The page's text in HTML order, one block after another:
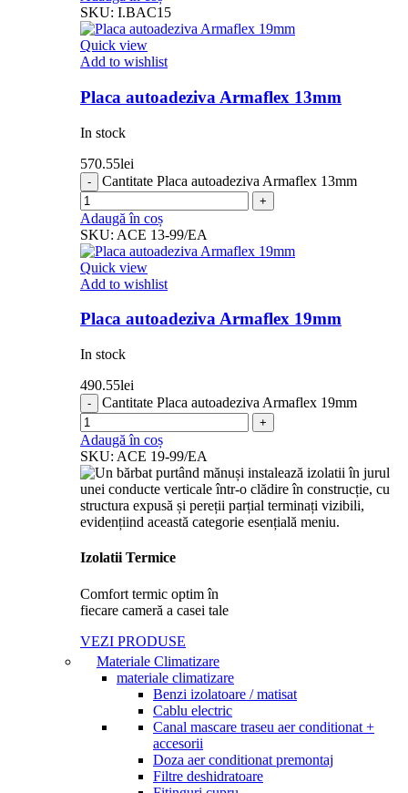
SKU: I.BAC15
Quick view
Add to wishlist
Placa autoadeziva Armaflex 13mm
In stock
570.55lei
Cantitate Placa autoadeziva Armaflex 13mm
Adaugă în coș
SKU: ACE 13-99/EA
Quick view
Add to wishlist
Placa autoadeziva Armaflex 19mm
In stock
490.55lei
Cantitate Placa autoadeziva Armaflex 19mm
Adaugă în coș
SKU: ACE 19-99/EA
Izolatii Termice
Comfort termic optim în
fiecare cameră a casei tale
VEZI PRODUSE
Materiale Climatizare
materiale climatizare
Benzi izolatoare / matisat
Cablu electric
Canal mascare traseu aer conditionat +
accesorii​
Doza aer conditionat premontaj
Filtre deshidratoare